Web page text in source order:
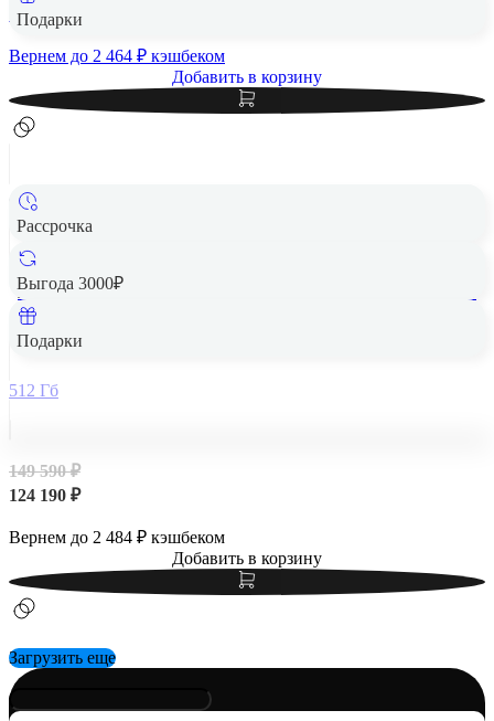
Подарки
123 190 ₽
Вернем до 2 464 ₽ кэшбеком
Добавить в корзину
Рассрочка
Выгода 3000₽
Подарки
Apple iPad Air 13" (M2, 2024, 6 gen) Wi-Fi + Cellular 512Gb
512 Гб
149 590 ₽
124 190 ₽
Вернем до 2 484 ₽ кэшбеком
Добавить в корзину
Загрузить еще